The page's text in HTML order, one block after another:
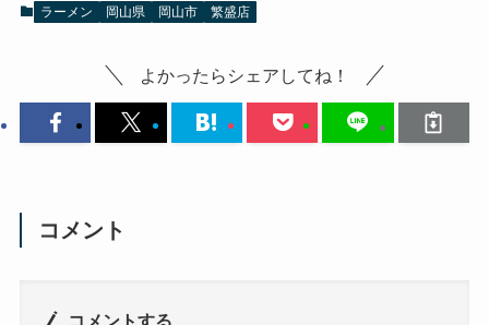
ラーメン 岡山県 岡山市 繁盛店
よかったらシェアしてね！
コメント
コメントする